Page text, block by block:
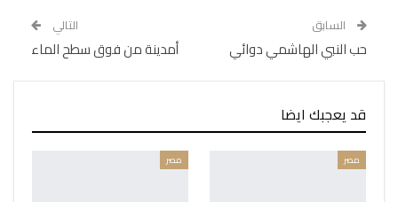
السابق
حب النبي الهاشمي دوائي
التالي
أمدينة من فوق سطح الماء
قد يعجبك ايضا
مصر مصر